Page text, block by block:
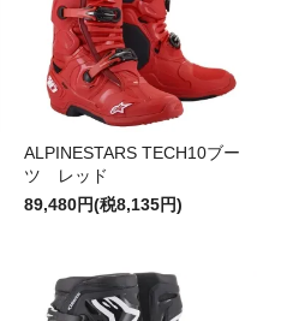
ALPINESTARS TECH10ブー
ツ レッド
89,480円(税8,135円)